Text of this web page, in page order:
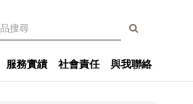
服務實績 社會責任 與我聯絡